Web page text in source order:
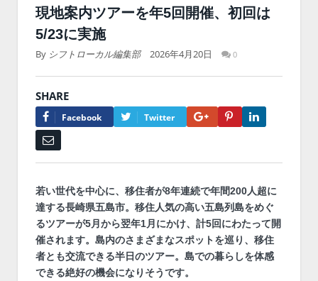
現地案内ツアーを年5回開催、初回は
5/23に実施
By シフトローカル編集部 2026年4月20日 0
SHARE
Facebook Twitter Google+Pinterest
若い世代を中心に、移住者が8年連続で年間200人超に
達する長崎県五島市。移住人気の高い五島列島をめぐ
るツアーが5月から翌年1月にかけ、計5回にわたって開
催されます。島内のさまざまなスポットを巡り、移住
者とも交流できる半日のツアー。島での暮らしを体感
できる絶好の機会になりそうです。